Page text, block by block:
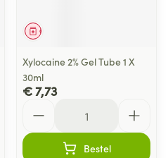
Geneesmiddel
Xylocaine 2% Gel Tube 1 X
30ml
€ 7,73
Bestel